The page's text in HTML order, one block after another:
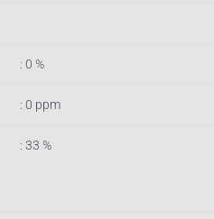
: 0 %
: 0 ppm
: 33 %